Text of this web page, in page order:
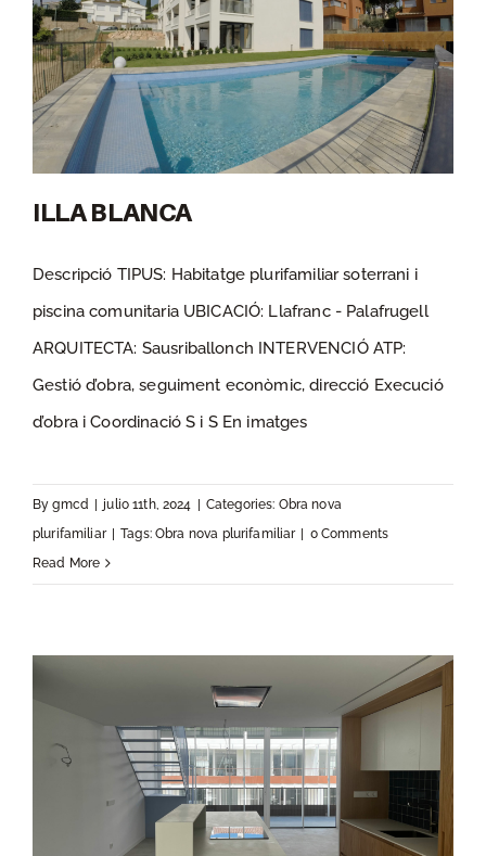
ILLA BLANCA
ILLA BLANCA
Descripció TIPUS: Habitatge plurifamiliar soterrani i
piscina comunitaria UBICACIÓ: Llafranc - Palafrugell
ARQUITECTA: Sausriballonch INTERVENCIÓ ATP:
Gestió d’obra, seguiment econòmic, direcció Execució
d’obra i Coordinació S i S En imatges
Bygmcd | julio 11th, 2024 | Categories: Obra nova
plurifamiliar | Tags: Obra nova plurifamiliar | 0 Comments
Read More